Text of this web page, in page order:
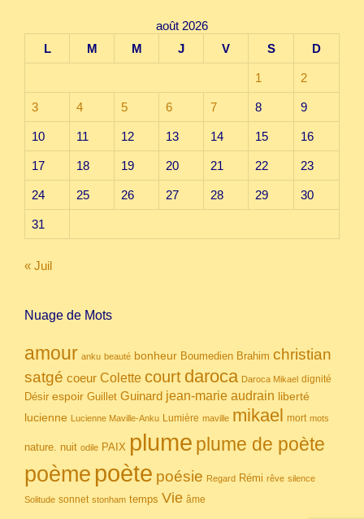
août 2026
L
M M J V S D
1 2
3 4 5 6 7 8 9
10 11 12 13 14 15 16
17 18 19 20 21 22 23
24 25 26 27 28 29 30
31
« Juil
Nuage de Mots
amour anku beauté bonheur Boumedien Brahim christian
satgé coeur Colette court daroca Daroca Mikael dignité
Désir espoir Guillet Guinard jean-marie audrain liberté
lucienne Lucienne Maville-Anku Lumière maville mikael mort mots
nature. nuit odile PAIX plume plume de poète
poème poète poésie Regard Rémi rêve silence
Solitude sonnet stonham temps Vie âme